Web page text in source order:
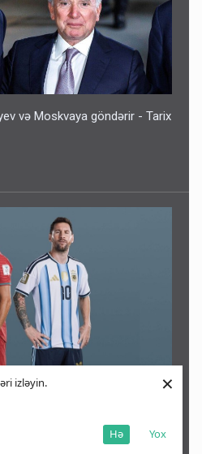
izləyin.
Yox
Hə
×
və Moskvaya göndərir - Tarix
qaçırmaq istəyiblər - FTB